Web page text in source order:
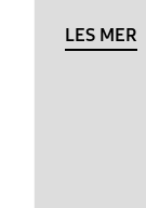
LES MER